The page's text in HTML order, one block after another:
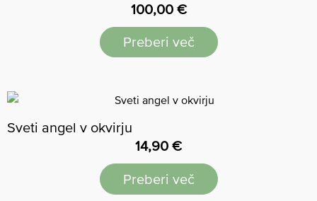
100,00 €
Preberi več
Sveti angel v okvirju
14,90 €
Preberi več